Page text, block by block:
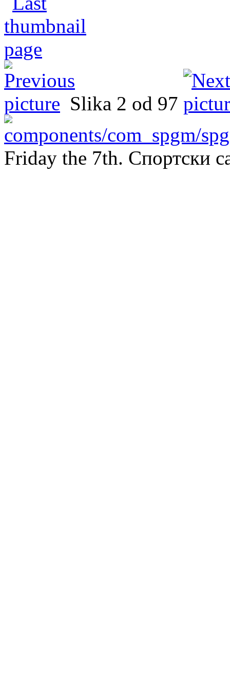
Slika 2 od 97
Friday the 7th. Спортски